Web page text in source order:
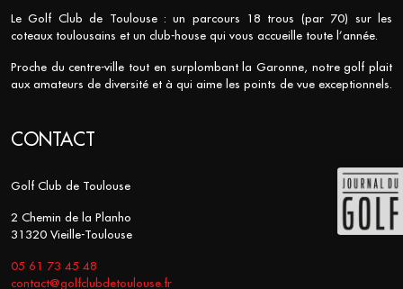
Le Golf Club de Toulouse : un parcours 18 trous (par 70) sur les
coteaux toulousains et un club-house qui vous accueille toute l’année.
Proche du centre-ville tout en surplombant la Garonne, notre golf plait
aux amateurs de diversité et à qui aime les points de vue exceptionnels.
CONTACT
Golf Club de Toulouse
2 Chemin de la Planho
31320 Vieille-Toulouse
05 61 73 45 48
contact@golfclubdetoulouse.fr